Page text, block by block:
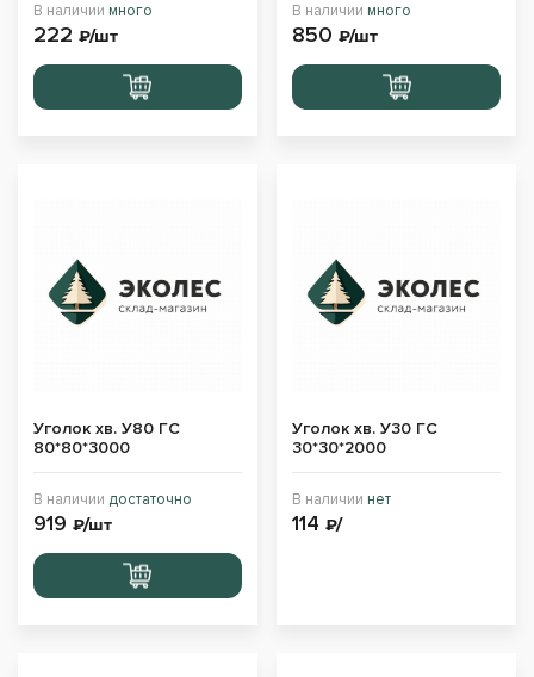
В наличии много
222 ₽/шт
Перейти
в корзину
В наличии много
850 ₽/шт
Перейти
в корзину
Уголок хв. У80 ГС
80*80*3000
В наличии достаточно
919 ₽/шт
Перейти
в корзину
Уголок хв. У30 ГС
30*30*2000
В наличии нет
114 ₽/